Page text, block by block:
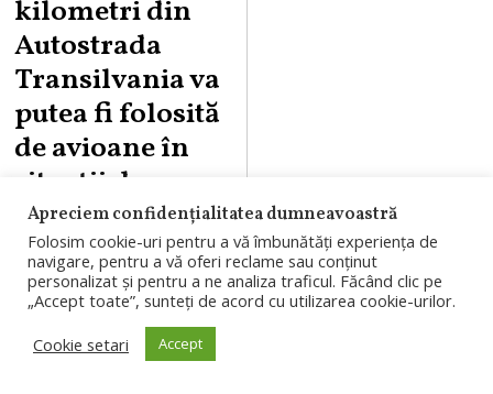
T
8
0
2
6
kilometri din
Autostrada
Transilvania va
putea fi folosită
de avioane în
situații de
urgență
O porțiune de
aproximativ trei
kilometri din
Apreciem confidențialitatea dumneavoastră
Folosim cookie-uri pentru a vă îmbunătăți experiența de
navigare, pentru a vă oferi reclame sau conținut
personalizat și pentru a ne analiza traficul. Făcând clic pe
„Accept toate”, sunteți de acord cu utilizarea cookie-urilor.
Cookie setari
Accept